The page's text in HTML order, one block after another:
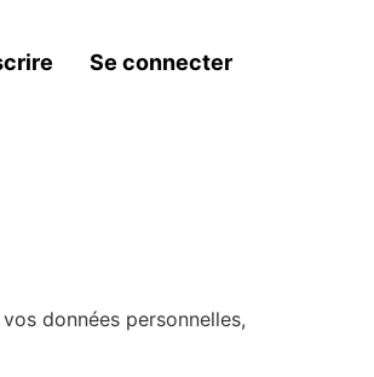
Se connecter
données personnelles,